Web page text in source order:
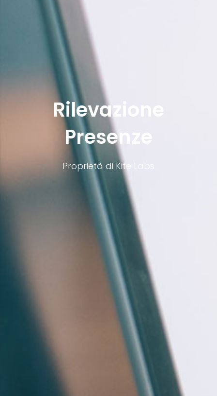
Rilevazione
Presenze
Proprietà di Kite Labs